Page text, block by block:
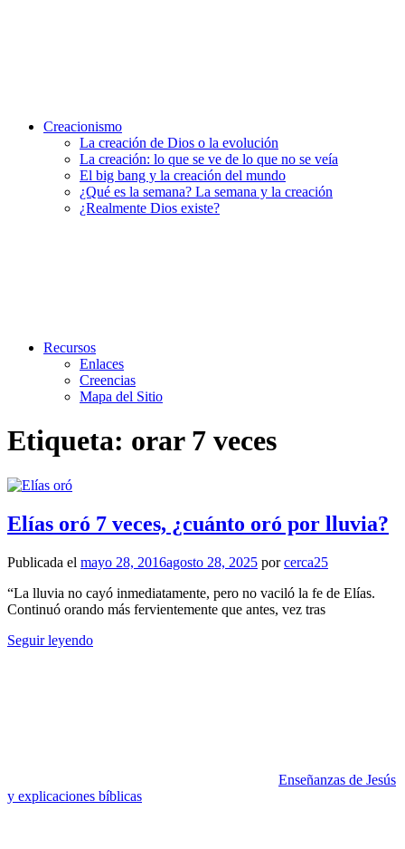
Creacionismo
La creación de Dios o la evolución
La creación: lo que se ve de lo que no se veía
El big bang y la creación del mundo
¿Qué es la semana? La semana y la creación
¿Realmente Dios existe?
Recursos
Enlaces
Creencias
Mapa del Sitio
Etiqueta: orar 7 veces
Elías oró 7 veces, ¿cuánto oró por lluvia?
Publicada el mayo 28, 2016agosto 28, 2025 porcerca25
“La lluvia no cayó inmediatamente, pero no vaciló la fe de Elías.
Continuó orando más fervientemente que antes, vez tras
Seguir leyendo
Enseñanzas de Jesús
y explicaciones bíblicas